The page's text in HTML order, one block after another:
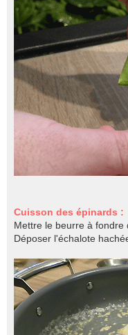
Cuisson des épinards :
Mettre le beurre à fondre
Déposer l'échalote